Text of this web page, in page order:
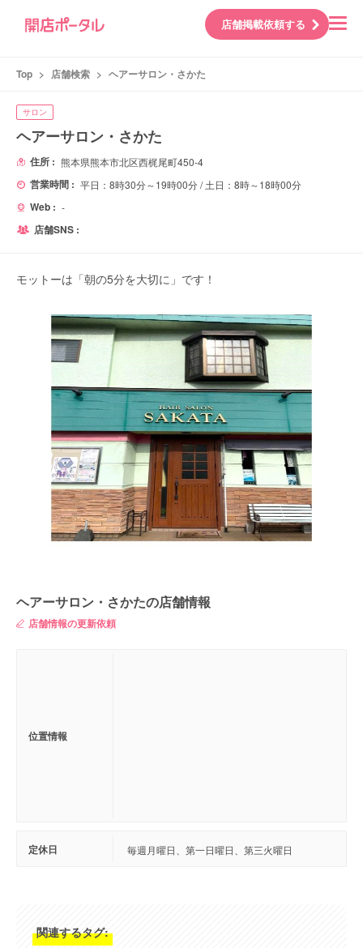
店舗掲載依頼する
Top > 店舗検索 > ヘアーサロン・さかた
サロン
ヘアーサロン・さかた
住所 : 熊本県熊本市北区西梶尾町450-4
営業時間 : 平日：8時30分～19時00分 / 土日：8時～18時00分
Web : -
店舗SNS :
モットーは「朝の5分を大切に」です！
ヘアーサロン・さかたの店舗情報
店舗情報の更新依頼
位置情報
定休日 毎週月曜日、第一日曜日、第三火曜日
関連するタグ: